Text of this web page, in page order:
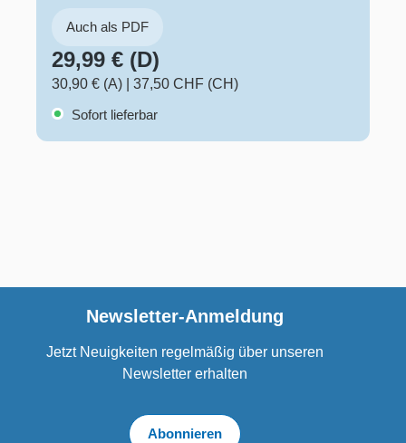
Auch als PDF
29,99 € (D)
30,90 € (A)
37,50 CHF (CH)
Sofort lieferbar
Newsletter-Anmeldung
Jetzt Neuigkeiten regelmäßig über unseren
Newsletter erhalten
Abonnieren